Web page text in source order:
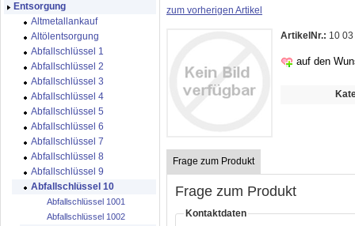
zum vorherigen Artikel
ArtikelNr.: 10
auf den
Frage zum Produkt
Frage zum Produkt
Kontaktdaten
Entsorgung
Altmetallankauf
Altölentsorgung
Abfallschlüssel 1
Abfallschlüssel 2
Abfallschlüssel 3
Abfallschlüssel 4
Abfallschlüssel 5
Abfallschlüssel 6
Abfallschlüssel 7
Abfallschlüssel 8
Abfallschlüssel 9
Abfallschlüssel 10
Abfallschlüssel 1001
Abfallschlüssel 1002